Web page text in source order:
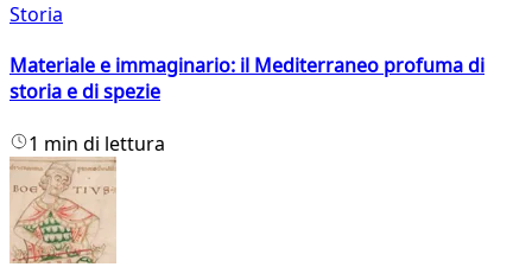
Storia
Materiale e immaginario: il Mediterraneo profuma di
storia e di spezie
1 min di lettura